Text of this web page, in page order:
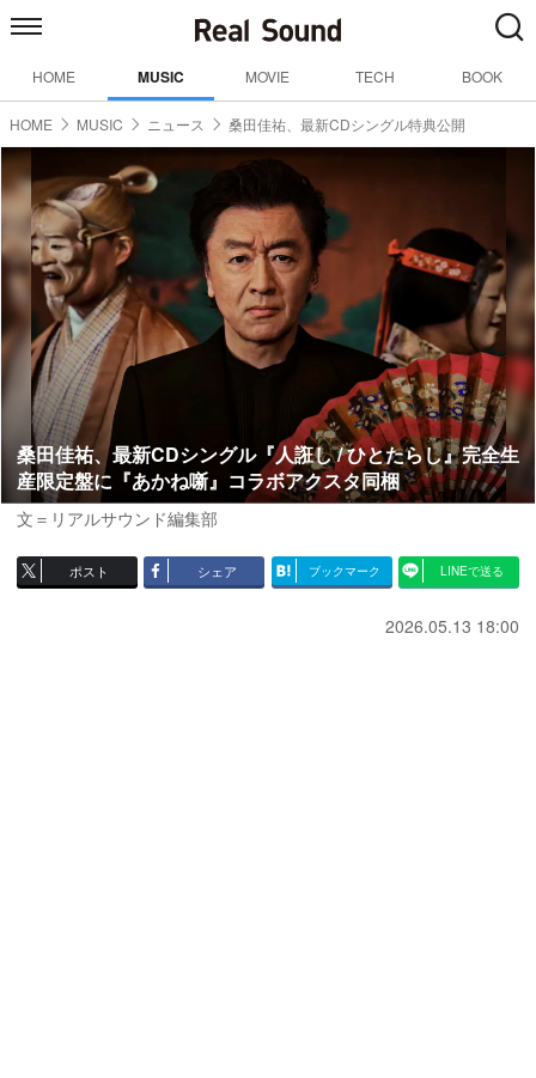
HOME MUSIC MOVIE TECH BOOK
HOME MUSIC ニュース 桑田佳祐、最新CDシングル特典公開
桑田佳祐、最新CDシングル『人誑し / ひとたらし』完全生
産限定盤に『あかね噺』コラボアクスタ同梱
文＝リアルサウンド編集部
ポスト シェア ブックマーク LINEで送る
2026.05.13 18:00